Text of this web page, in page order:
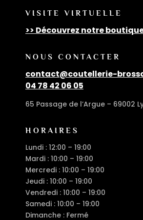
VISITE VIRTUELLE
>> Découvrez notre
NOUS CONTACTER
contact@coutellerie-
04 78 42 06 05
65 Passage de l’Argue – 69002
HORAIRES
Lundi : 12:00 – 19:00
Mardi : 10:00 – 19:00
Mercredi : 10:00 – 19:00
Jeudi : 10:00 – 19:00
Vendredi : 10:00 – 19:00
Samedi : 10:00 – 19:00
Dimanche : Fermé